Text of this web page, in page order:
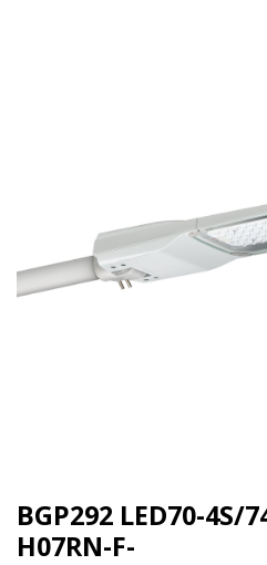
BGP292 LED70-4S/
H07RN-F-